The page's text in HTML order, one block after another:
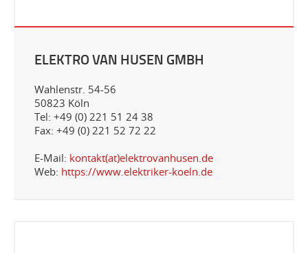
ELEKTRO VAN HUSEN GMBH
Wahlenstr. 54-56
50823 Köln
Tel: +49 (0) 221 51 24 38
Fax: +49 (0) 221 52 72 22
E-Mail: kontakt(at)elektrovanhusen.de
Web: https://www.elektriker-koeln.de